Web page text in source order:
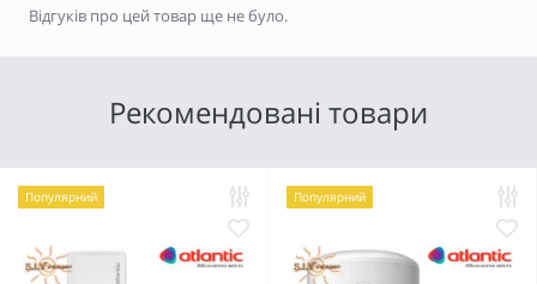
Відгуків про цей товар ще не було.
Рекомендовані товари
Популярний Популярний